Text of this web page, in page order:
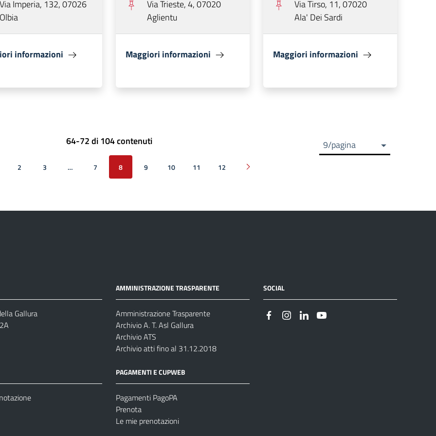
Via Imperia, 132, 07026
Olbia
informazioni
Via Trieste, 4, 07020
Aglientu
Maggiori informazioni
Via Tirso, 11, 07020
Ala' Dei Sardi
Maggiori informazioni
64-72 di 104 contenuti
2 3 … 7 8 9 10 11 12 Pagina successiva
9/pagina
Gallura
AMMINISTRAZIONE TRASPARENTE
Amministrazione Trasparente
Archivio A. T. Asl Gallura
Archivio ATS
Archivio atti fino al 31.12.2018
PAGAMENTI E CUPWEB
Pagamenti PagoPA
Prenota
Le mie prenotazioni
SOCIAL